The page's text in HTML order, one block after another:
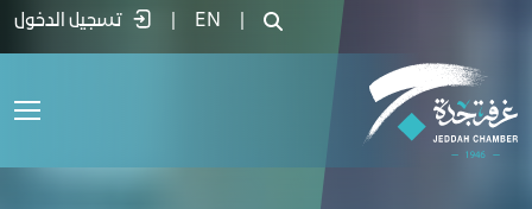
ورشة العمل الثالثة – قطاع الكيماويات -
EN تسجيل الدخول